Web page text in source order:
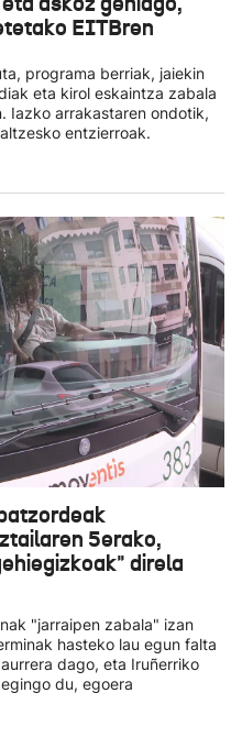
EITBren
programa berriak, jaiekin
eta kirol eskaintza zabala
Iazko arrakastaren ondotik,
entzierroak.
5erako,
direla
"jarraipen zabala" izan
hasteko lau egun falta
dago, eta Iruñerriko
du, egoera